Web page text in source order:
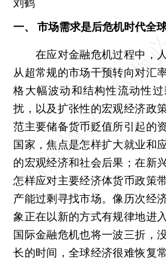
刘鹤
一、 市场需求是后危机时代全
在应对金融危机过程中，人
从超常规的市场干预转向对汇
格大幅波动和结构性流动性
扰，以及扩张性的宏观经济政
范主要储备货币贬值所引起的
国家，焦点是怎样扩大就业和
的宏观经济和社会后果；在新
怎样应对主要经济体货币政策
产能过剩寻找市场。像历次经
象正在以新的方式有规律地进
国际金融危机也将一波三折，
长的时间，全球经济很难恢复